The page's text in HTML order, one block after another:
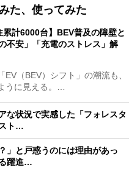
た、使ってみた
累計6000台】BEV普及の障壁と
不安」「充電のストレス」解
（BEV）シフト」の潮流も、
うに見える。…
な状況で実感した「フォレスタ
ト…
」と戸惑うのには理由があっ
躍進…